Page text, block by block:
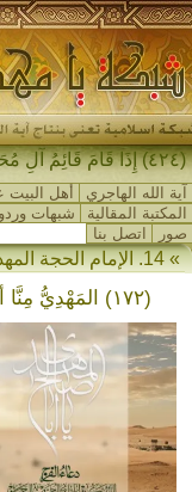
(٤٢٤) إِذَا قَامَ قَائِمُ آلِ مُحَمَّدٍ_
آية الله الهاجري أهل البيت
المكتبة المقالية
شبهات
صور
اتصل بنا
» 14. الإمام الحجة المهدي عجل الله فرجه » المهدي في الأحاديث
(١٧٢) المَهْدِيُّ مِنَّا أهلَ البَيتِ، أشَمُّ الأَنفِ، أقنَى، أَجلَى…